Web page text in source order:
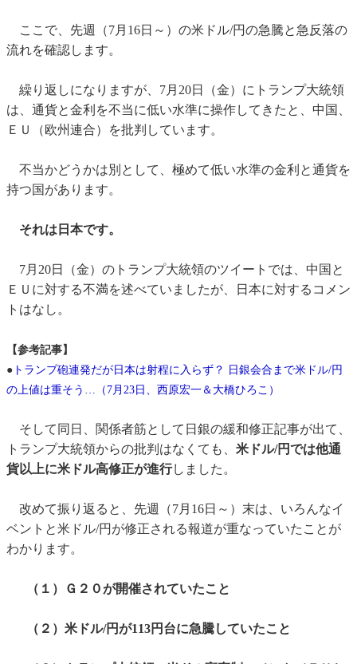
ここで、先週（7月16日～）の米ドル/円の急騰と急反落の
流れを確認します。
繰り返しになりますが、7月20日（金）にトランプ大統領
は、通貨と金利を不当に低い水準に操作してきたと、中国、
ＥＵ（欧州連合）を批判しています。
不当かどうかは別として、極めて低い水準の金利と通貨を
持つ国があります。
それは日本です。
7月20日（金）のトランプ大統領のツイートでは、中国と
ＥＵに対する不満を述べていましたが、日本に対するコメン
トはなし。
【参考記事】
● トランプ砲連発だが日本は射程に入らず？ 日銀会合まで米ドル/円
の上値は重そう…（7月23日、西原宏一＆大橋ひろこ）
そして同日、関係者筋として日銀の緩和修正記事が出て、
トランプ大統領からの批判はなくても、 米ドル/円では他通
貨以上に米ドル高修正が進行しました。
改めて振り返ると、先週（7月16日～）末は、いろんなイ
ベントと米ドル/円が修正される報道が重なっていたことが
わかります。
（１）Ｇ２０が開催されていたこと
（２）米ドル/円が113円台に急騰していたこと